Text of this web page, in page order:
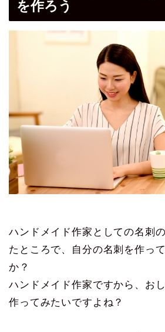
を作ろう
ハンドメイド作家としての名刺
たところで、自分の名刺を作っ
か？
ハンドメイド作家ですから、お
作ってみたいですよね？